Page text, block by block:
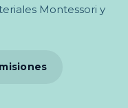
Montessori y